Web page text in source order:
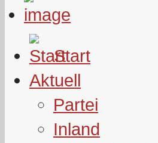
Start
Aktuell
Partei
Inland